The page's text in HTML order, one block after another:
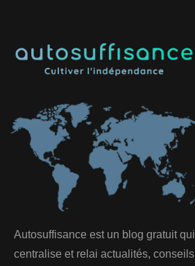
Autosuffisance est un blog gratuit qui
centralise et relai actualités, conseils